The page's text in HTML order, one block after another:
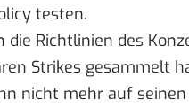
testen.
Richtlinien des
Strikes gesammelt
nicht mehr auf